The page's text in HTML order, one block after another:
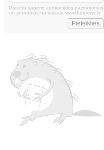
Piekrītu saņemt komerciālos paziņojumus
un jaunumus no veikala www.bebrens.lv